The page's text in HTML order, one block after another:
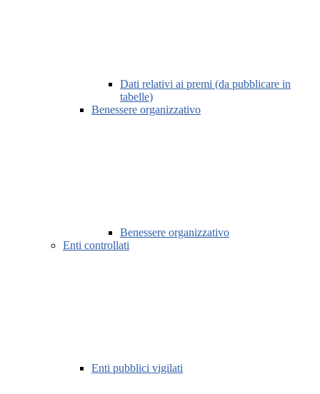
Dati relativi ai premi (da pubblicare in
tabelle)
Benessere organizzativo
Benessere organizzativo
Enti controllati
Enti pubblici vigilati